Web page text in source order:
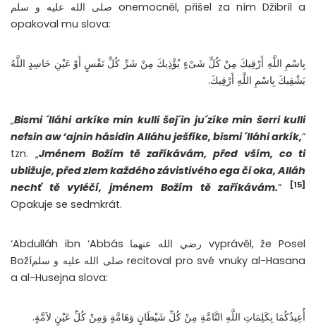
صلى الله عليه و سلم onemocněl, přišel za ním Džibríl a
opakoval mu slova:
بِاسْمِ اللَّهِ أَرْقِيكَ مِنْ كُلِّ شَىْءٍ يُؤْذِيكَ مِنْ شَرِّ كُلِّ نَفْسٍ أَوْ عَيْنِ حَاسِدٍ اللَّهُ
يَشْفِيكَ بِاسْمِ اللَّهِ أَرْقِيكَ.
„Bismi ´lláhi arkíke min kulli šej´in ju´zíke min šerri kulli
nefsin aw ‘ajnin hásidin Alláhu ješfíke, bismi ´lláhi arkík,“
tzn. „Jménem Božím tě zaříkávám, před vším, co ti
ubližuje, před zlem každého závistivého ega či oka, Alláh
nechť tě vyléčí, jménem Božím tě zaříkávám.“ [15]
Opakuje se sedmkrát.
‘Abdulláh ibn ‘Abbás رضي الله عنهما vyprávěl, že Posel
Božíصلى الله عليه و سلم recitoval pro své vnuky al-Hasana
a al-Husejna slova:
أُعِيذُكُمَا بِكَلِمَاتِ اللَّهِ التَّامَّةِ مِنْ كُلِّ شَيْطَانٍ وَهَامَّةٍ وَمِنْ كُلِّ عَيْنٍ لاَمَّةٍ.